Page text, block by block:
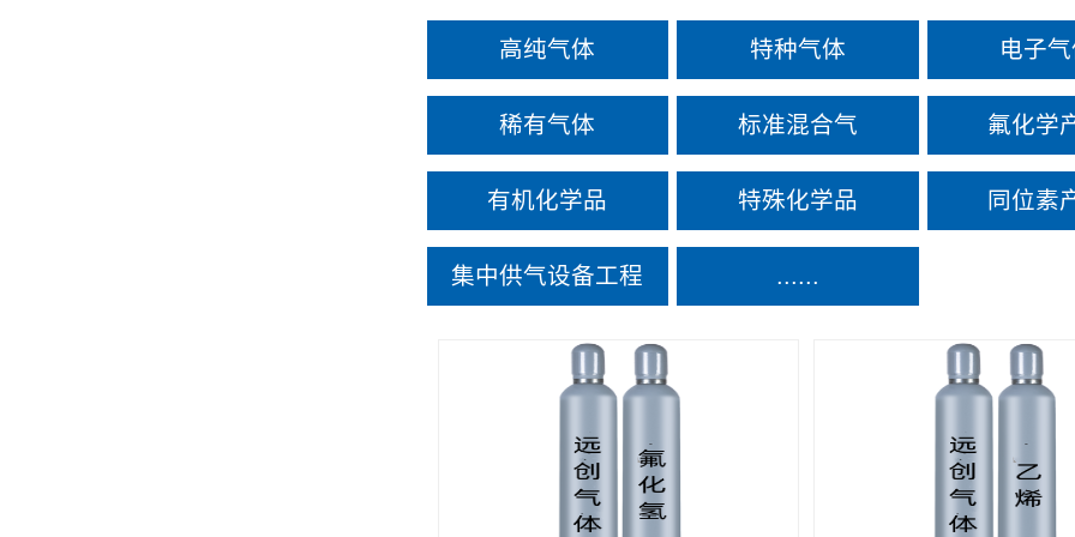
高纯气体 特种气体 电子
稀有气体 标准混合气 氟化学
有机化学品 特殊化学品 同位素
集中供气设备工程 ......